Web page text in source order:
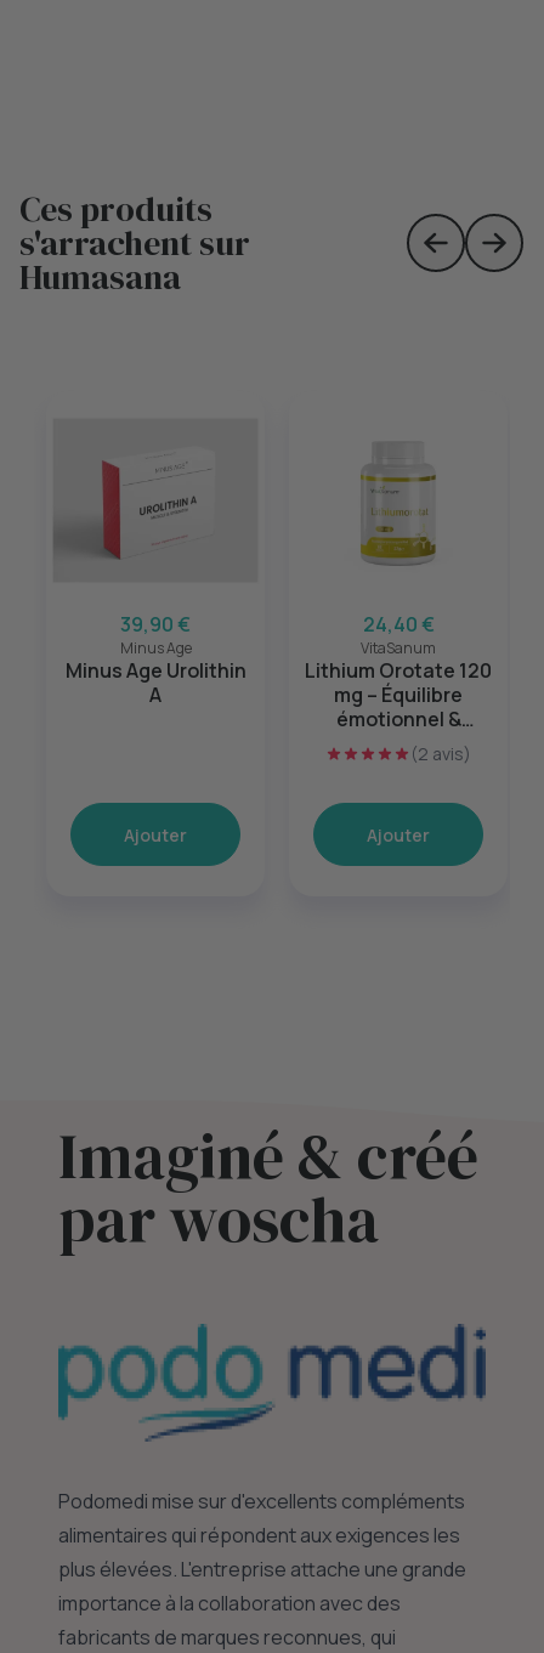
Ces produits
s'arrachent sur
Humasana Skip toSkip
39,90 €
Minus Age
Minus Age Urolithin
A
Ajouter
24,40 €
VitaSanum
Lithium Orotate 120
mg – Équilibre
émotionnel &
sérénité mentale –
60 gélules
(2 avis)
Ajouter
Imaginé & créé
par woscha
Podomedi mise sur d'excellents compléments
alimentaires qui répondent aux exigences les
plus élevées. L'entreprise attache une grande
importance à la collaboration avec des
fabricants de marques reconnues, qui